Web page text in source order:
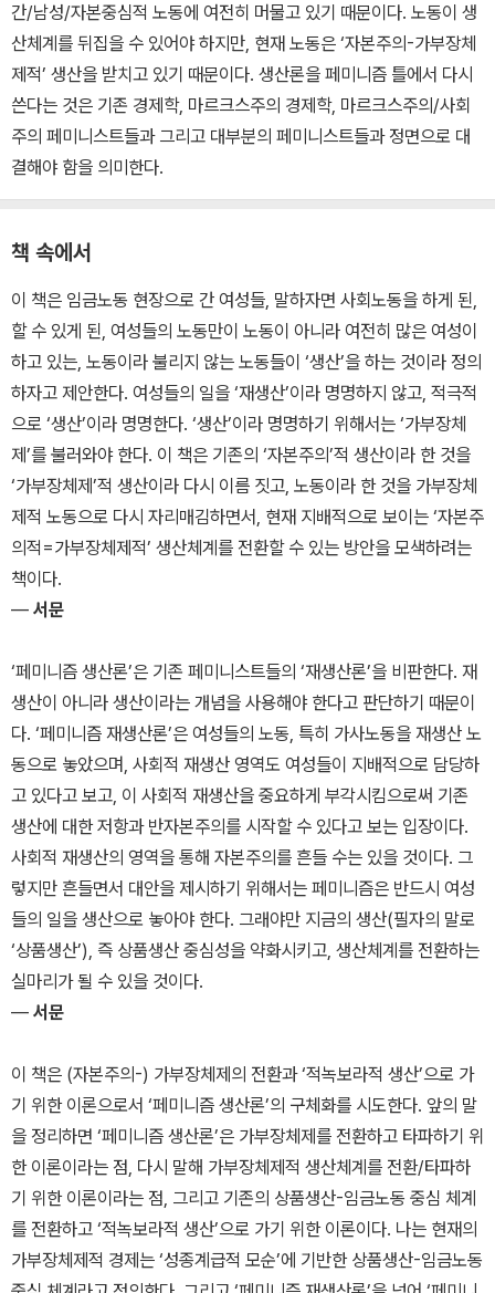
간/남성/자본중심적 노동에 여전히 머물고 있기 때문이다. 노동이 생
산체계를 뒤집을 수 있어야 하지만, 현재 노동은 ‘자본주의-가부장체
제적’ 생산을 받치고 있기 때문이다. 생산론을 페미니즘 틀에서 다시
쓴다는 것은 기존 경제학, 마르크스주의 경제학, 마르크스주의/사회
주의 페미니스트들과 그리고 대부분의 페미니스트들과 정면으로 대
결해야 함을 의미한다.
책 속에서
이 책은 임금노동 현장으로 간 여성들, 말하자면 사회노동을 하게 된,
할 수 있게 된, 여성들의 노동만이 노동이 아니라 여전히 많은 여성이
하고 있는, 노동이라 불리지 않는 노동들이 ‘생산’을 하는 것이라 정의
하자고 제안한다. 여성들의 일을 ‘재생산’이라 명명하지 않고, 적극적
으로 ‘생산’이라 명명한다. ‘생산’이라 명명하기 위해서는 ‘가부장체
제’를 불러와야 한다. 이 책은 기존의 ‘자본주의’적 생산이라 한 것을
‘가부장체제’적 생산이라 다시 이름 짓고, 노동이라 한 것을 가부장체
제적 노동으로 다시 자리매김하면서, 현재 지배적으로 보이는 ‘자본주
의적=가부장체제적’ 생산체계를 전환할 수 있는 방안을 모색하려는
책이다.
― 서문
‘페미니즘 생산론’은 기존 페미니스트들의 ‘재생산론’을 비판한다. 재
생산이 아니라 생산이라는 개념을 사용해야 한다고 판단하기 때문이
다. ‘페미니즘 재생산론’은 여성들의 노동, 특히 가사노동을 재생산 노
동으로 놓았으며, 사회적 재생산 영역도 여성들이 지배적으로 담당하
고 있다고 보고, 이 사회적 재생산을 중요하게 부각시킴으로써 기존
생산에 대한 저항과 반자본주의를 시작할 수 있다고 보는 입장이다.
사회적 재생산의 영역을 통해 자본주의를 흔들 수는 있을 것이다. 그
렇지만 흔들면서 대안을 제시하기 위해서는 페미니즘은 반드시 여성
들의 일을 생산으로 놓아야 한다. 그래야만 지금의 생산(필자의 말로
‘상품생산’), 즉 상품생산 중심성을 약화시키고, 생산체계를 전환하는
실마리가 될 수 있을 것이다.
― 서문
이 책은 (자본주의-) 가부장체제의 전환과 ‘적녹보라적 생산’으로 가
기 위한 이론으로서 ‘페미니즘 생산론’의 구체화를 시도한다. 앞의 말
을 정리하면 ‘페미니즘 생산론’은 가부장체제를 전환하고 타파하기 위
한 이론이라는 점, 다시 말해 가부장체제적 생산체계를 전환/타파하
기 위한 이론이라는 점, 그리고 기존의 상품생산-임금노동 중심 체계
를 전환하고 ‘적녹보라적 생산’으로 가기 위한 이론이다. 나는 현재의
가부장체제적 경제는 ‘성종계급적 모순’에 기반한 상품생산-임금노동